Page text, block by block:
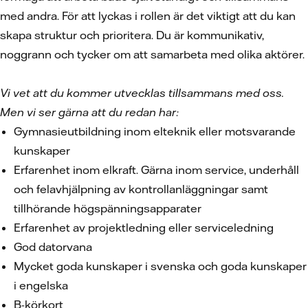
med andra. För att lyckas i rollen är det viktigt att du kan
skapa struktur och prioritera. Du är kommunikativ,
noggrann och tycker om att samarbeta med olika aktörer.
Vi vet att du kommer utvecklas tillsammans med oss.
Men vi ser gärna att du redan har:
Gymnasieutbildning inom elteknik eller motsvarande
kunskaper
Erfarenhet inom elkraft. Gärna inom service, underhåll
och felavhjälpning av kontrollanläggningar samt
tillhörande högspänningsapparater
Erfarenhet av projektledning eller serviceledning
God datorvana
Mycket goda kunskaper i svenska och goda kunskaper
i engelska
B-körkort